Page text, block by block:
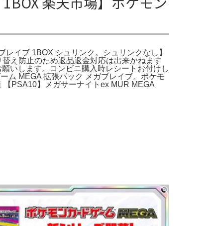
イブ 1BOX シュリンク。シュリンクなし】
え防止のため返品返金対応は出来かねます
いします。コンビニ購入時レシートお付けし
ム MEGA 拡張パック メガブレイブ。ポケモ
PSA10】メガサーナイトex MUR MEGA